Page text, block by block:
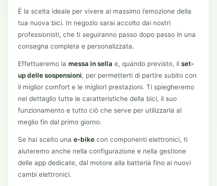
È la scelta ideale per vivere al massimo l’emozione della
tua nuova bici. In negozio sarai accolto dai nostri
professionisti, che ti seguiranno passo dopo passo in una
consegna completa e personalizzata.
Effettueremo la messa in sella e, quando previsto, il set-
up delle sospensioni, per permetterti di partire subito con
il miglior comfort e le migliori prestazioni. Ti spiegheremo
nel dettaglio tutte le caratteristiche della bici, il suo
funzionamento e tutto ciò che serve per utilizzarla al
meglio fin dal primo giorno.
Se hai scelto una e-bike con componenti elettronici, ti
aiuteremo anche nella configurazione e nella gestione
delle app dedicate, dal motore alla batteria fino ai nuovi
cambi elettronici.